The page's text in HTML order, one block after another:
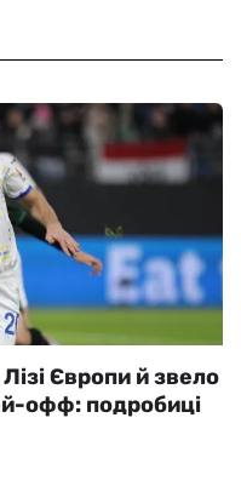
Європи й звело
офф: подробиці